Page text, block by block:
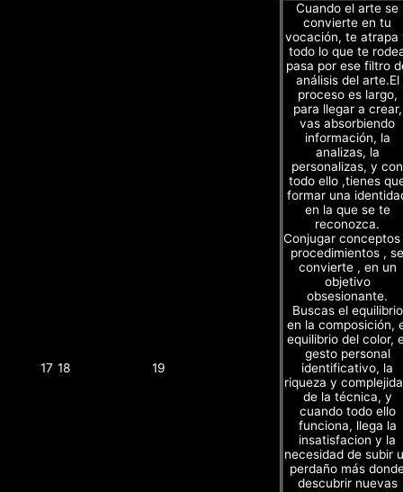
17 18 19
Cuando el arte se
convierte en tu
vocación, te atrapa
todo lo que te
pasa por ese filtro
análisis del arte.El
proceso es largo,
para llegar a crear,
vas absorbiendo
información, la
analizas, la
personalizas, y con
todo ello ,tienes
formar una
en la que se te
reconozca.
Conjugar
procedimientos , se
convierte , en un
objetivo
obsesionante.
Buscas el equilibrio
en la composición,
equilibrio del color,
gesto personal
identificativo, la
riqueza y
de la técnica, y
cuando todo ello
funciona, llega la
insatisfacion y la
necesidad de subir
perdaño más
descubrir nuevas